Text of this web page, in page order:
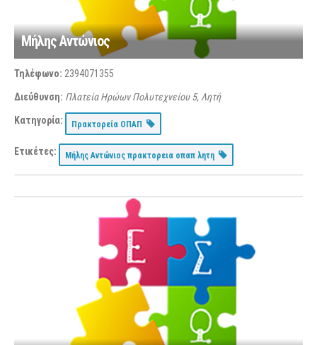
Μήλης Αντώνιος
Τηλέφωνο: 2394071355
Διεύθυνση: Πλατεία Ηρώων Πολυτεχνείου 5, Λητή
Κατηγορία: Πρακτορεία ΟΠΑΠ
Ετικέτες: Μήλης Αντώνιος πρακτορεια οπαπ λητη